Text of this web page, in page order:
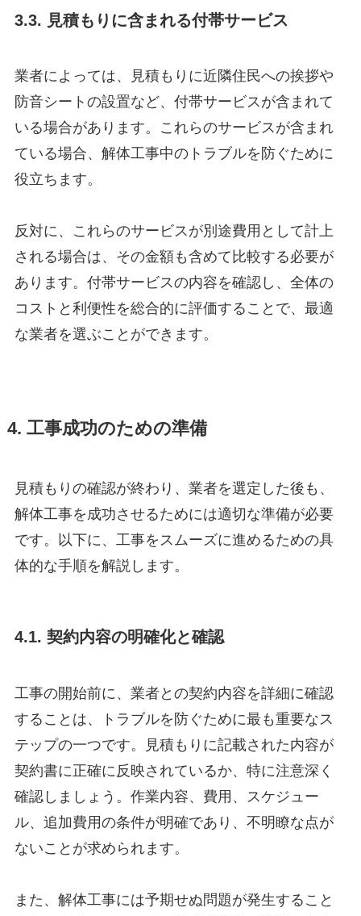
3.3. 見積もりに含まれる付帯サービス
業者によっては、見積もりに近隣住民への挨拶や
防音シートの設置など、付帯サービスが含まれて
いる場合があります。これらのサービスが含まれ
ている場合、解体工事中のトラブルを防ぐために
役立ちます。
反対に、これらのサービスが別途費用として計上
される場合は、その金額も含めて比較する必要が
あります。付帯サービスの内容を確認し、全体の
コストと利便性を総合的に評価することで、最適
な業者を選ぶことができます。
4. 工事成功のための準備
見積もりの確認が終わり、業者を選定した後も、
解体工事を成功させるためには適切な準備が必要
です。以下に、工事をスムーズに進めるための具
体的な手順を解説します。
4.1. 契約内容の明確化と確認
工事の開始前に、業者との契約内容を詳細に確認
することは、トラブルを防ぐために最も重要なス
テップの一つです。見積もりに記載された内容が
契約書に正確に反映されているか、特に注意深く
確認しましょう。作業内容、費用、スケジュー
ル、追加費用の条件が明確であり、不明瞭な点が
ないことが求められます。
また、解体工事には予期せぬ問題が発生すること